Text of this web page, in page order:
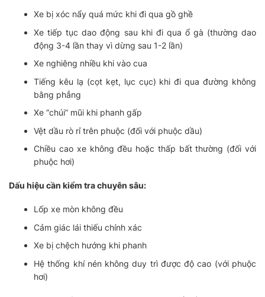
Xe bị xóc nẩy quá mức khi đi qua gồ ghề
Xe tiếp tục dao động sau khi đi qua ổ gà (thường dao
động 3-4 lần thay vì dừng sau 1-2 lần)
Xe nghiêng nhiều khi vào cua
Tiếng kêu lạ (cọt kẹt, lục cục) khi đi qua đường không
bằng phẳng
Xe “chúi” mũi khi phanh gấp
Vệt dầu rò rỉ trên phuộc (đối với phuộc dầu)
Chiều cao xe không đều hoặc thấp bất thường (đối với
phuộc hơi)
Dấu hiệu cần kiểm tra chuyên sâu:
Lốp xe mòn không đều
Cảm giác lái thiếu chính xác
Xe bị chệch hướng khi phanh
Hệ thống khí nén không duy trì được độ cao (với phuộc
hơi)